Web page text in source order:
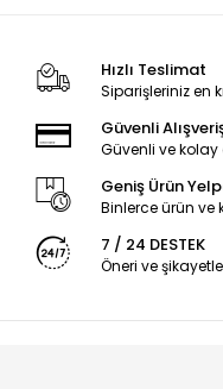
Hızlı Teslimat
Siparişleriniz en
Güvenli
Güvenli ve
Geniş Ürün
Binlerce ürün
7 / 24 DESTEK
Öneri ve